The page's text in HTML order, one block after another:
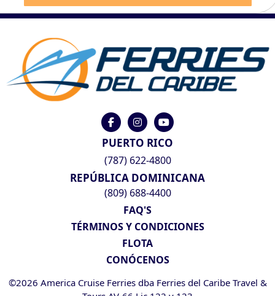
PUERTO RICO
(787) 622-4800
REPÚBLICA DOMINICANA
(809) 688-4400
FAQ'S
TÉRMINOS Y CONDICIONES
FLOTA
CONÓCENOS
©2026 America Cruise Ferries dba Ferries del Caribe Travel &